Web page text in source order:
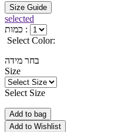
Size Guide
selected
כמות :
Select Color:
בחר מידה
Size
Select Size
Add to bag
Add to Wishlist